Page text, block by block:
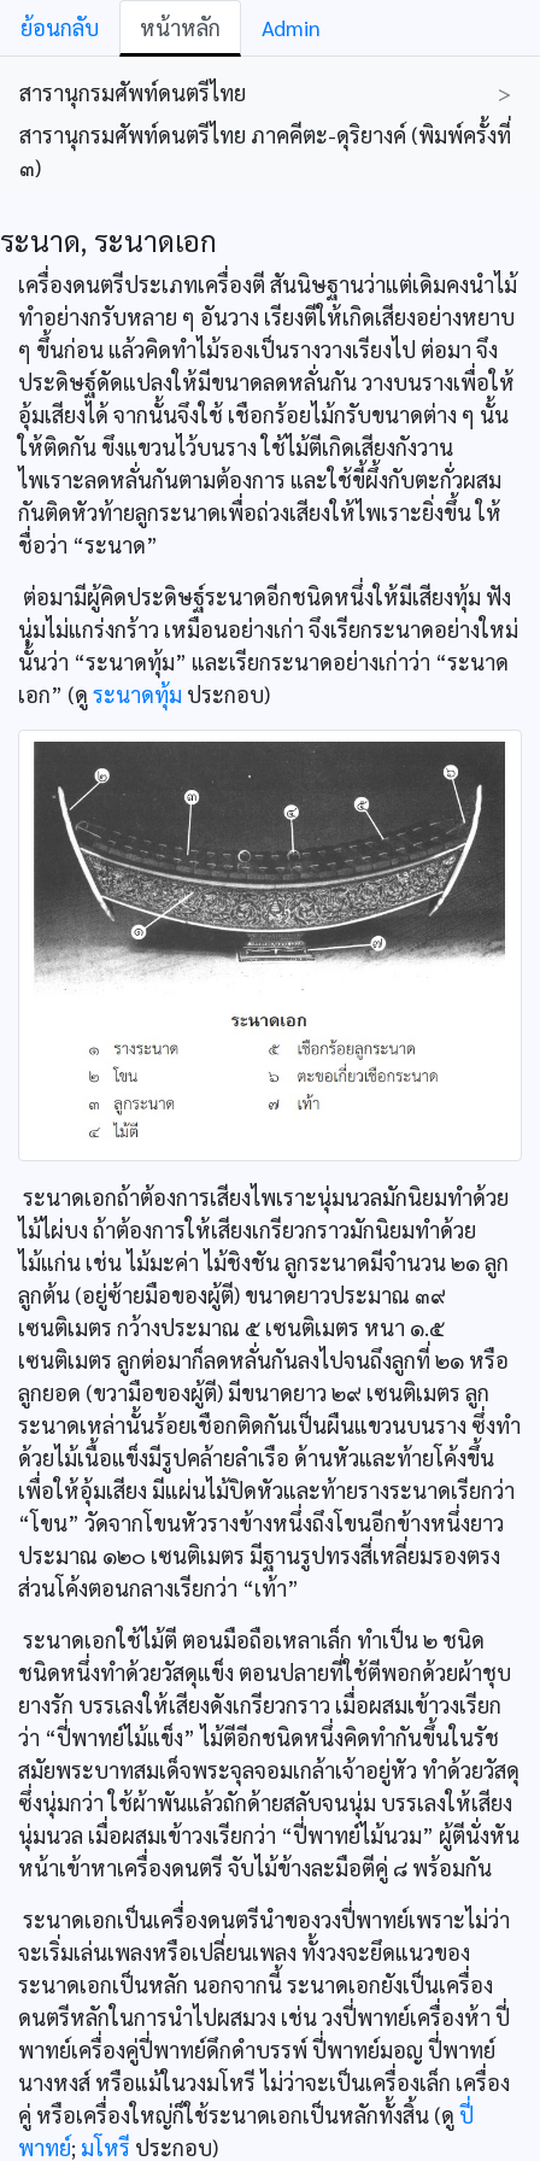
ย้อนกลับ หน้าหลัก Admin
สารานุกรมศัพท์ดนตรีไทย
>
สารานุกรมศัพท์ดนตรีไทย ภาคคีตะ-ดุริยางค์ (พิมพ์ครั้งที่
๓)
ระนาด, ระนาดเอก
เครื่องดนตรีประเภทเครื่องตี สันนิษฐานว่าแต่เดิมคงนำไม้
ทำอย่างกรับหลาย ๆ อันวาง เรียงตีให้เกิดเสียงอย่างหยาบ
ๆ ขึ้นก่อน แล้วคิดทำไม้รองเป็นรางวางเรียงไป ต่อมา จึง
ประดิษฐ์ดัดแปลงให้มีขนาดลดหลั่นกัน วางบนรางเพื่อให้
อุ้มเสียงได้ จากนั้นจึงใช้ เชือกร้อยไม้กรับขนาดต่าง ๆ นั้น
ให้ติดกัน ขึงแขวนไว้บนราง ใช้ไม้ตีเกิดเสียงกังวาน
ไพเราะลดหลั่นกันตามต้องการ และใช้ขี้ผึ้งกับตะกั่วผสม
กันติดหัวท้ายลูกระนาดเพื่อถ่วงเสียงให้ไพเราะยิ่งขึ้น ให้
ชื่อว่า “ระนาด”
ต่อมามีผู้คิดประดิษฐ์ระนาดอีกชนิดหนึ่งให้มีเสียงทุ้ม ฟัง
นุ่มไม่แกร่งกร้าว เหมือนอย่างเก่า จึงเรียกระนาดอย่างใหม่
นั้นว่า “ระนาดทุ้ม” และเรียกระนาดอย่างเก่าว่า “ระนาด
เอก” (ดู ระนาดทุ้ม ประกอบ)
ระนาดเอกถ้าต้องการเสียงไพเราะนุ่มนวลมักนิยมทำด้วย
ไม้ไผ่บง ถ้าต้องการให้เสียงเกรียวกราวมักนิยมทำด้วย
ไม้แก่น เช่น ไม้มะค่า ไม้ชิงชัน ลูกระนาดมีจำนวน ๒๑ ลูก
ลูกต้น (อยู่ซ้ายมือของผู้ตี) ขนาดยาวประมาณ ๓๙
เซนติเมตร กว้างประมาณ ๕ เซนติเมตร หนา ๑.๕
เซนติเมตร ลูกต่อมาก็ลดหลั่นกันลงไปจนถึงลูกที่ ๒๑ หรือ
ลูกยอด (ขวามือของผู้ตี) มีขนาดยาว ๒๙ เซนติเมตร ลูก
ระนาดเหล่านั้นร้อยเชือกติดกันเป็นผืนแขวนบนราง ซึ่งทำ
ด้วยไม้เนื้อแข็งมีรูปคล้ายลำเรือ ด้านหัวและท้ายโค้งขึ้น
เพื่อให้อุ้มเสียง มีแผ่นไม้ปิดหัวและท้ายรางระนาดเรียกว่า
“โขน” วัดจากโขนหัวรางข้างหนึ่งถึงโขนอีกข้างหนึ่งยาว
ประมาณ ๑๒๐ เซนติเมตร มีฐานรูปทรงสี่เหลี่ยมรองตรง
ส่วนโค้งตอนกลางเรียกว่า “เท้า”
ระนาดเอกใช้ไม้ตี ตอนมือถือเหลาเล็ก ทำเป็น ๒ ชนิด
ชนิดหนึ่งทำด้วยวัสดุแข็ง ตอนปลายที่ใช้ตีพอกด้วยผ้าชุบ
ยางรัก บรรเลงให้เสียงดังเกรียวกราว เมื่อผสมเข้าวงเรียก
ว่า “ปี่พาทย์ไม้แข็ง” ไม้ตีอีกชนิดหนึ่งคิดทำกันขึ้นในรัช
สมัยพระบาทสมเด็จพระจุลจอมเกล้าเจ้าอยู่หัว ทำด้วยวัสดุ
ซึ่งนุ่มกว่า ใช้ผ้าพันแล้วถักด้ายสลับจนนุ่ม บรรเลงให้เสียง
นุ่มนวล เมื่อผสมเข้าวงเรียกว่า “ปี่พาทย์ไม้นวม” ผู้ตีนั่งหัน
หน้าเข้าหาเครื่องดนตรี จับไม้ข้างละมือตีคู่ ๘ พร้อมกัน
ระนาดเอกเป็นเครื่องดนตรีนำของวงปี่พาทย์เพราะไม่ว่า
จะเริ่มเล่นเพลงหรือเปลี่ยนเพลง ทั้งวงจะยึดแนวของ
ระนาดเอกเป็นหลัก นอกจากนี้ ระนาดเอกยังเป็นเครื่อง
ดนตรีหลักในการนำไปผสมวง เช่น วงปี่พาทย์เครื่องห้า ปี่
พาทย์เครื่องคู่ปี่พาทย์ดึกดำบรรพ์ ปี่พาทย์มอญ ปี่พาทย์
นางหงส์ หรือแม้ในวงมโหรี ไม่ว่าจะเป็นเครื่องเล็ก เครื่อง
คู่ หรือเครื่องใหญ่ก็ใช้ระนาดเอกเป็นหลักทั้งสิ้น (ดู ปี่
พาทย์; มโหรี ประกอบ)